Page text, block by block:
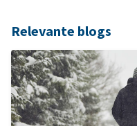
Relevante blogs